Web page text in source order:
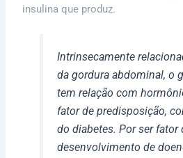
insulina que produz.
Intrinsecamente
da gordura abdominal, o
tem relação com
fator de predisposição,
do diabetes. Por ser fator
desenvolvimento de